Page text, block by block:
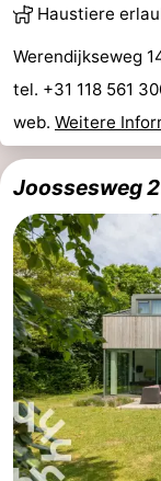
Haustiere
Werendijkseweg
tel. +31 118 561
web. Weitere
Joossesweg